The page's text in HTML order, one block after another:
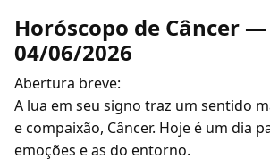
Horóscopo de Câncer —
04/06/2026
Abertura breve:
A lua em seu signo traz um sentido
e compaixão, Câncer. Hoje é um dia
emoções e as do entorno.